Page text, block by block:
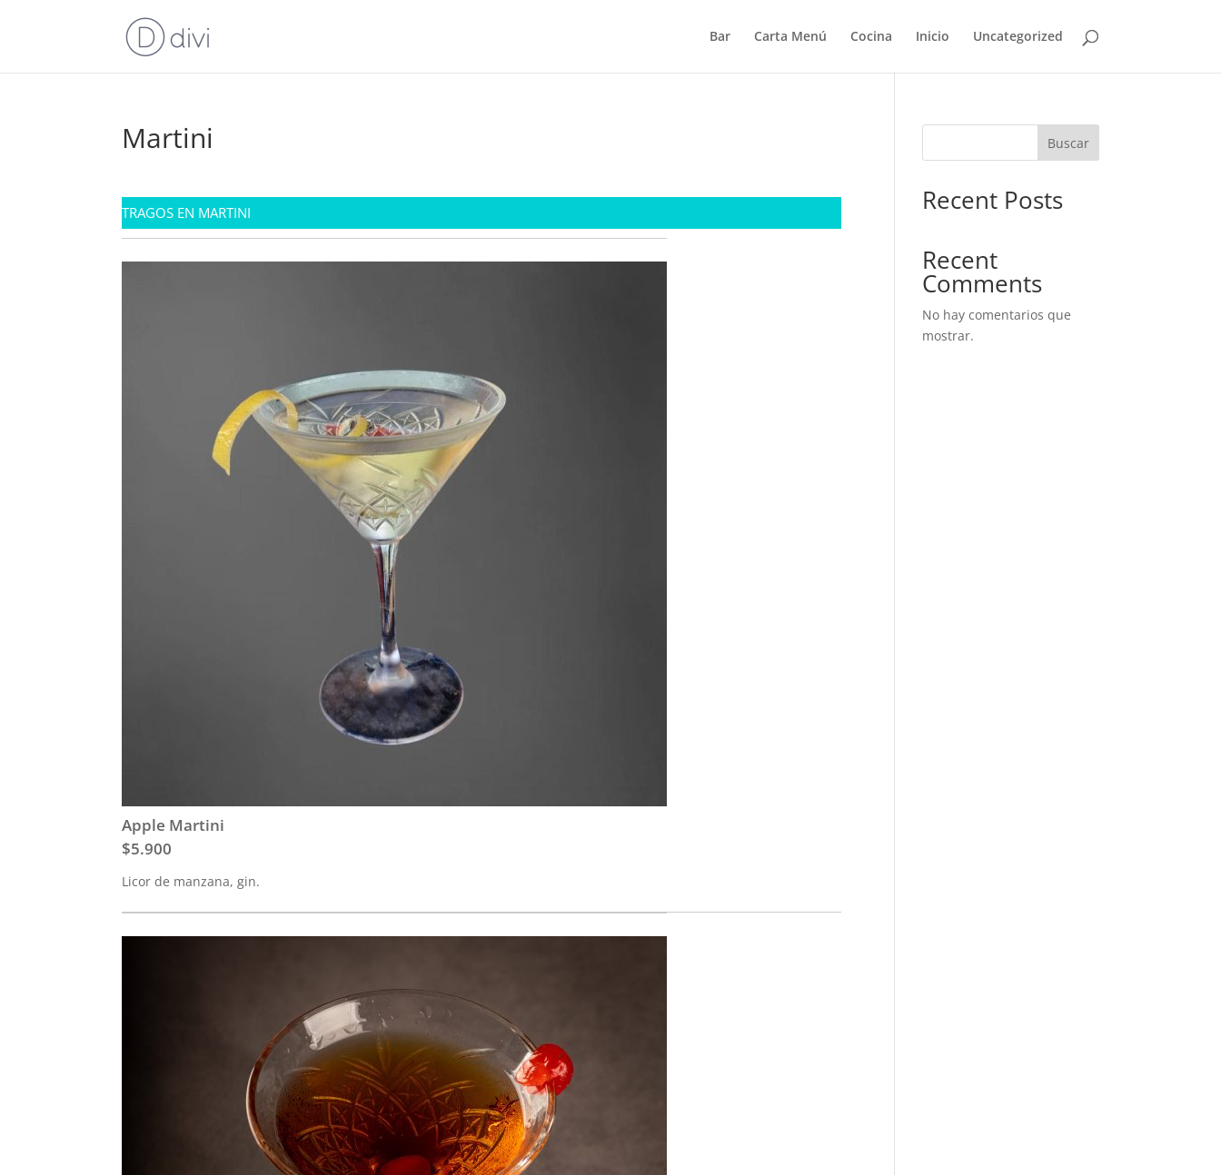
Bar Carta Menú Cocina Inicio Uncategorized
Martini
TRAGOS EN MARTINI
Apple Martini
$5.900
Licor de manzana, gin.
Buscar
Recent Posts
Recent
Comments
No hay comentarios que
mostrar.